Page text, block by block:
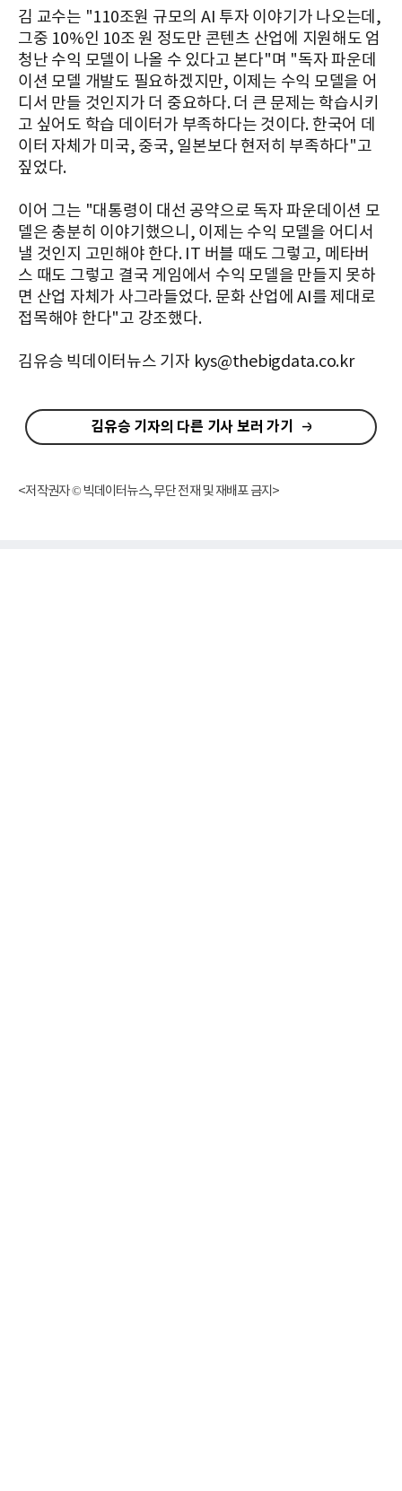
김 교수는 "110조원 규모의 AI 투자 이야기가 나오는데,
그중 10%인 10조 원 정도만 콘텐츠 산업에 지원해도 엄
청난 수익 모델이 나올 수 있다고 본다"며 "독자 파운데
이션 모델 개발도 필요하겠지만, 이제는 수익 모델을 어
디서 만들 것인지가 더 중요하다. 더 큰 문제는 학습시키
고 싶어도 학습 데이터가 부족하다는 것이다. 한국어 데
이터 자체가 미국, 중국, 일본보다 현저히 부족하다"고
짚었다.
이어 그는 "대통령이 대선 공약으로 독자 파운데이션 모
델은 충분히 이야기했으니, 이제는 수익 모델을 어디서
낼 것인지 고민해야 한다. IT 버블 때도 그렇고, 메타버
스 때도 그렇고 결국 게임에서 수익 모델을 만들지 못하
면 산업 자체가 사그라들었다. 문화 산업에 AI를 제대로
접목해야 한다"고 강조했다.
김유승 빅데이터뉴스 기자 kys@thebigdata.co.kr
김유승 기자의 다른 기사 보러 가기
<저작권자 © 빅데이터뉴스, 무단 전재 및 재배포 금지>